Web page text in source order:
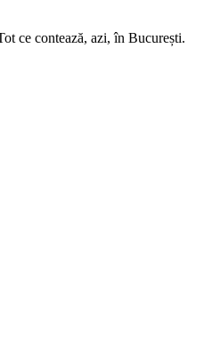
ce contează, azi, în București.